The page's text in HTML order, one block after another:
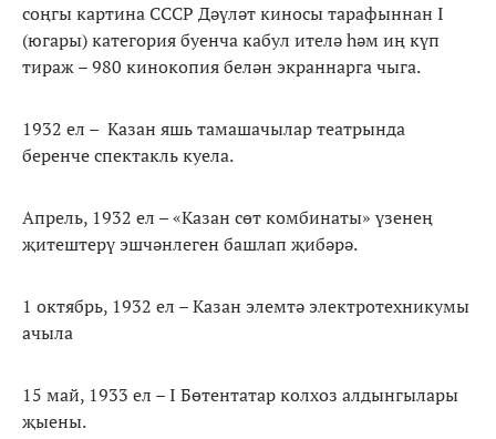
соңгы картина СССР Дәүләт киносы тарафыннан I
(югары) категория буенча кабул ителә һәм иң күп
тираж – 980 кинокопия белән экраннарга чыга.
1932 ел – Казан яшь тамашачылар театрында
беренче спектакль куела.
Апрель, 1932 ел – «Казан сөт комбинаты» үзенең
җитештерү эшчәнлеген башлап җибәрә.
1 октябрь, 1932 ел – Казан элемтә электротехникумы
ачыла
15 май, 1933 ел – I Бөтентатар колхоз алдынгылары
җыены.